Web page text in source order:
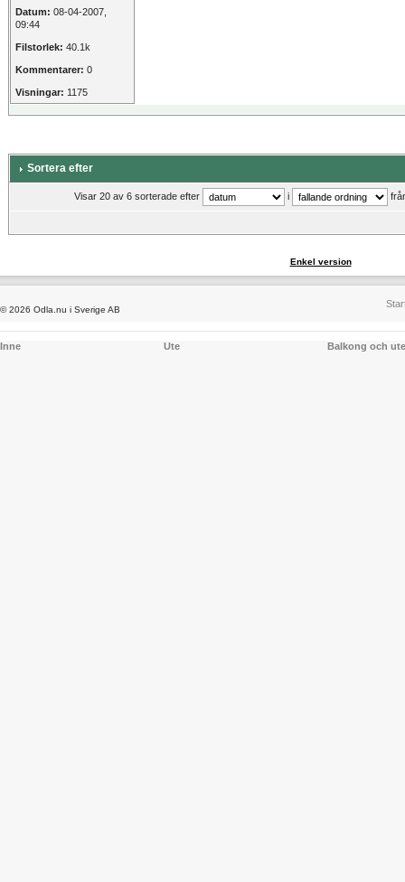
Datum: 08-04-2007,
09:44
Filstorlek: 40.1k
Kommentarer: 0
Visningar: 1175
Sortera efter
Visar 20 av 6 sorterade efter i
Enkel version
© 2026 Odla.nu i Sverige AB
Inne Ute Balkong och